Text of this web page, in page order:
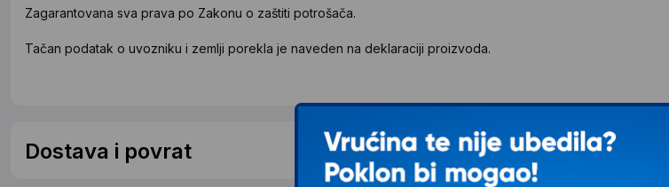
Zagarantovana sva prava po Zakonu o zaštiti potrošača.
Tačan podatak o uvozniku i zemlji porekla je naveden na deklaraciji proizvoda.
Dostava i povrat